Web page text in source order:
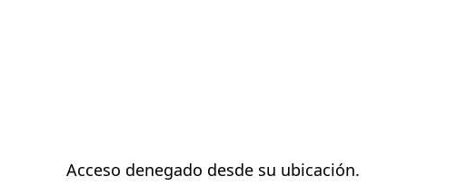
Acceso denegado desde su ubicación.